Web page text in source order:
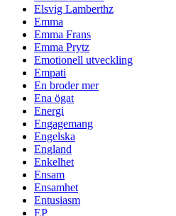
Elsvig Lamberthz
Emma
Emma Frans
Emma Prytz
Emotionell utveckling
Empati
En broder mer
Ena ögat
Energi
Engagemang
Engelska
England
Enkelhet
Ensam
Ensamhet
Entusiasm
EP